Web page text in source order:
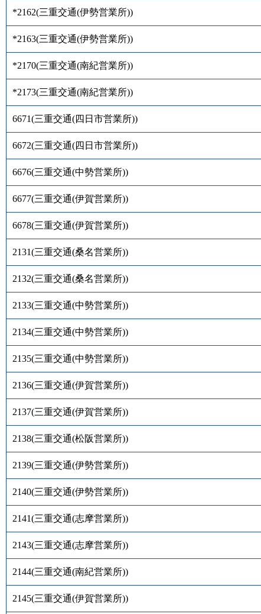
*2162(三重交通(伊勢営業所))
*2163(三重交通(伊勢営業所))
*2170(三重交通(南紀営業所))
*2173(三重交通(南紀営業所))
6671(三重交通(四日市営業所))
6672(三重交通(四日市営業所))
6676(三重交通(中勢営業所))
6677(三重交通(伊賀営業所))
6678(三重交通(伊賀営業所))
2131(三重交通(桑名営業所))
2132(三重交通(桑名営業所))
2133(三重交通(中勢営業所))
2134(三重交通(中勢営業所))
2135(三重交通(中勢営業所))
2136(三重交通(伊賀営業所))
2137(三重交通(伊賀営業所))
2138(三重交通(松阪営業所))
2139(三重交通(伊勢営業所))
2140(三重交通(伊勢営業所))
2141(三重交通(志摩営業所))
2143(三重交通(志摩営業所))
2144(三重交通(南紀営業所))
2145(三重交通(伊賀営業所))